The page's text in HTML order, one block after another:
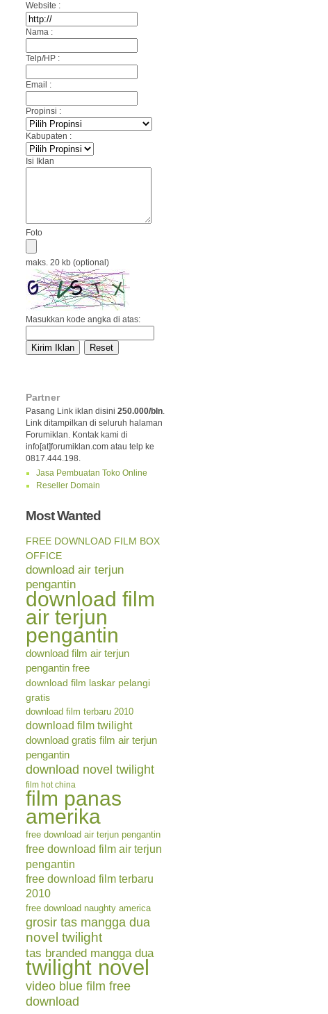
Website :
Nama :
Telp/HP :
Email :
Propinsi :
Kabupaten :
Isi Iklan
Foto
maks. 20 kb (optional)
Masukkan kode angka di atas:
Partner
Pasang Link iklan disini 250.000/bln.
Link ditampilkan di seluruh halaman
Forumiklan. Kontak kami di
info[at]forumiklan.com atau telp ke
0817.444.198.
Jasa Pembuatan Toko Online
Reseller Domain
Most Wanted
FREE DOWNLOAD FILM BOX
OFFICE
download air terjun
pengantin
download film
air terjun
pengantin
download film air terjun
pengantin free
download film laskar pelangi
gratis
download film terbaru 2010
download film twilight
download gratis film air terjun
pengantin
download novel twilight
film hot china
film panas
amerika
free download air terjun pengantin
free download film air terjun
pengantin
free download film terbaru
2010
free download naughty america
grosir tas mangga dua
novel twilight
tas branded mangga dua
twilight novel
video blue film free
download